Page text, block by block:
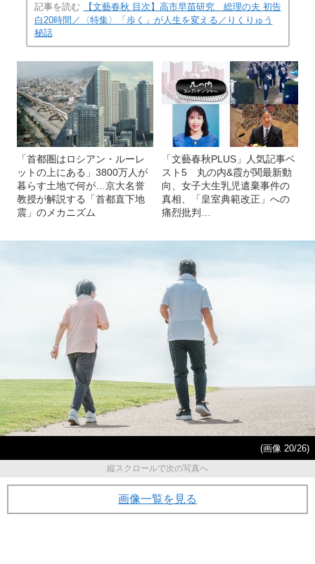
記事を読む
【文藝春秋 目次】高市早苗研究 総理の夫 初告
白20時間／〈特集〉「歩く」が人生を変える／りくりゅう
秘話
「首都圏はロシアン・ルーレ
ットの上にある」3800万人が
暮らす土地で何が…京大名誉
教授が解説する「首都直下地
震」のメカニズム
「文藝春秋PLUS」人気記事ベ
スト5 丸の内&霞が関最新動
向、女子大生乳児遺棄事件の
真相、「皇室典範改正」への
痛烈批判…
(画像 20/26)
縦スクロールで次の写真へ
画像一覧を見る